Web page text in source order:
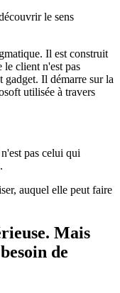
le sens
Il est construit
client n'est pas
gadget. Il démarre sur la
utilisée à travers
pas celui qui
auquel elle peut faire
Mais
de